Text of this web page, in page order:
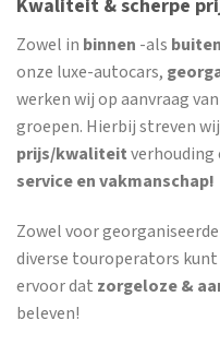
Kwaliteit & scherpe
Zowel in binnen -als
onze luxe-autocars,
werken wij op aanvraag
groepen. Hierbij streven
prijs/kwaliteitverhouding
service en vakmanschap!
Zowel voor
diverse touroperators
ervoor dat zorgeloze &
beleven!